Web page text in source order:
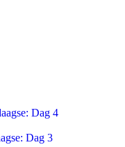
Dag 4
Dag 3